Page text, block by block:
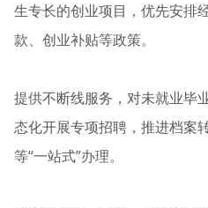
生专长的创业项目，优先安排
款、创业补贴等政策。
提供不断线服务，对未就业毕
态化开展专项招聘，推进档案
等“一站式”办理。